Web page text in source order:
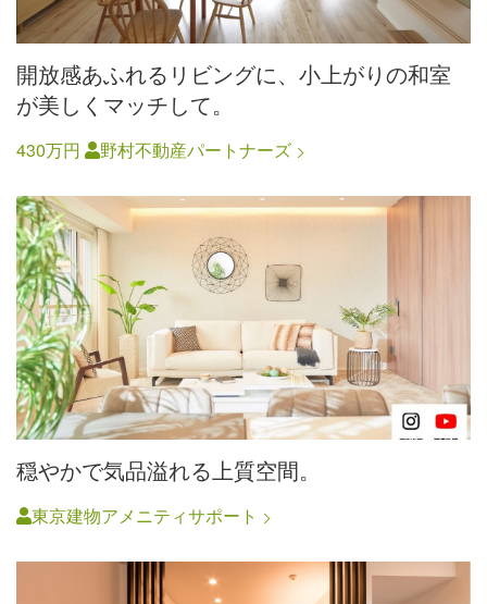
開放感あふれるリビングに、小上がりの和室
が美しくマッチして。
430万円 野村不動産パートナーズ
穏やかで気品溢れる上質空間。
東京建物アメニティサポート